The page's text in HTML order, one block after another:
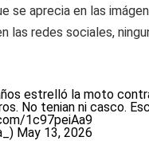
se aprecia en las
las redes sociales,
estrelló la moto
No tenian ni casco.
1c97peiAa9
May 13, 2026